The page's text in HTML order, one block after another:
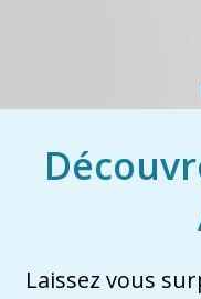
Laissez vous